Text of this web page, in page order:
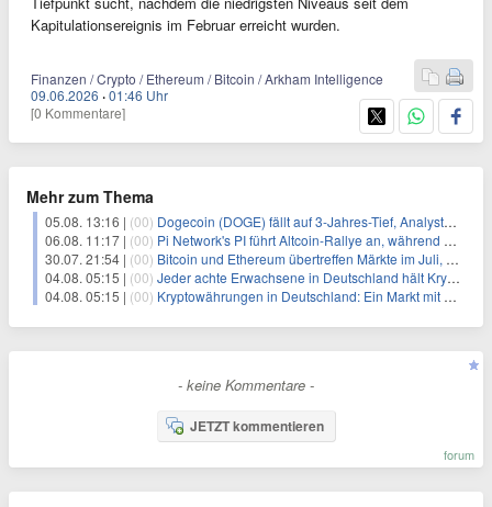
Kapitulationsereignis im Februar erreicht wurden.
Finanzen / Crypto / Ethereum / Bitcoin / Arkham Intelligence
09.06.2026 ·01:46 Uhr
[0 Kommentare]
Mehr zum Thema
05.08. 13:16 | (00) Dogecoin (DOGE) fällt auf 3-Jahres-Tief, Analysten erwarten jedoch baldige Erholung
06.08. 11:17 | (00) Pi Network's PI führt Altcoin-Rallye an, während Bitcoin $65.000 anpeilt
30.07. 21:54 | (00) Bitcoin und Ethereum übertreffen Märkte im Juli, während Chip-Aktien um 22% einbrechen
04.08. 05:15 | (00) Jeder achte Erwachsene in Deutschland hält Kryptowährungen
04.08. 05:15 | (00) Kryptowährungen in Deutschland: Ein Markt mit Potenzial und Herausforderungen
- keine Kommentare -
JETZT kommentieren
forum